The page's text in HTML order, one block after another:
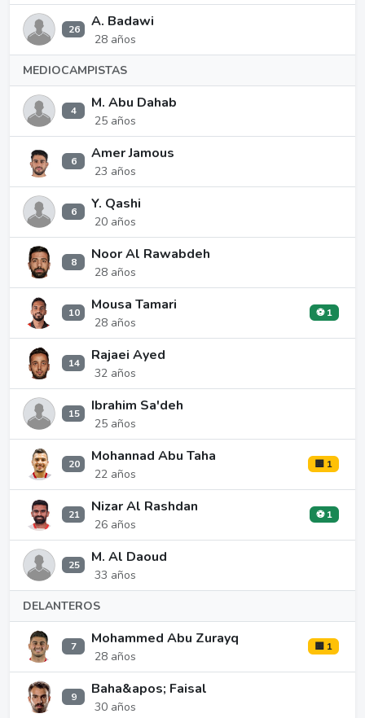
26 A. Badawi
28 años
MEDIOCAMPISTAS
4 M. Abu Dahab
25 años
6 Amer Jamous
23 años
6 Y. Qashi
20 años
8 Noor Al Rawabdeh
28 años
10 Mousa Tamari
28 años
⚽ 1
14 Rajaei Ayed
32 años
15 Ibrahim Sa'deh
25 años
20 Mohannad Abu Taha
22 años
🟨 1
21 Nizar Al Rashdan
26 años
⚽ 1
25 M. Al Daoud
33 años
DELANTEROS
7 Mohammed Abu Zurayq
28 años
🟨 1
9 Baha&apos; Faisal
30 años